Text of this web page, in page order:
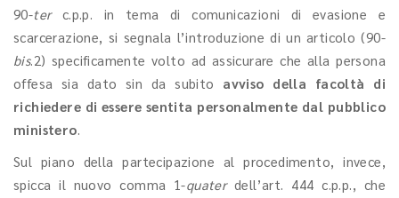
90-terc.p.p. in tema di comunicazioni di evasione e
scarcerazione, si segnala l’introduzione di un articolo (90-
bis.2) specificamente volto ad assicurare che alla persona
offesa sia dato sin da subito avviso della facoltà di
richiedere di essere sentita personalmente dal pubblico
ministero.
Sul piano della partecipazione al procedimento, invece,
spicca il nuovo comma 1-quaterdell’art. 444 c.p.p., che